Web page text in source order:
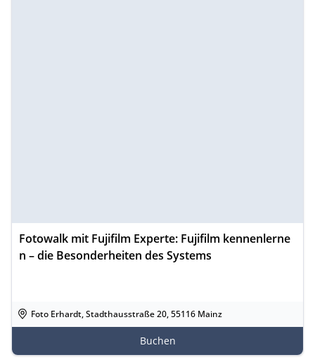
Fotowalk mit Fujifilm Experte: Fujifilm kennenlerne
n – die Besonderheiten des Systems
Foto Erhardt, Stadthausstraße 20, 55116 Mainz
Buchen